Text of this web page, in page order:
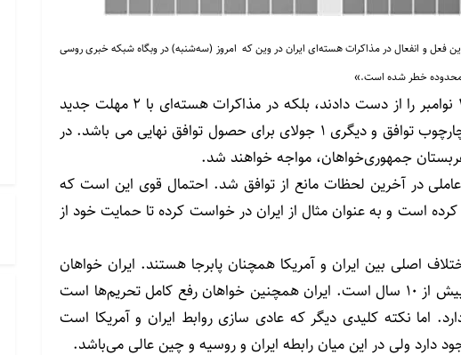
فعل و انفعال در مذاکرات هسته‌ای ایران در وین که امروز (سه‌شنبه) در وبگاه شبکه خبری روسی
محدوده خطر شده است.»
بر اساس این گزارش، طرف‌های درگیر نه تنها ضرب العجل 24 نوامبر را از دست دادند، بلکه در مذاکرات هسته‌ای با 2 مهلت جدید
مواجه شده‌اند. یکی تاریخ 1 مارس به عنوان زمان رسیدن به چارچوب توافق و دیگری 1 جولای برای حصول توافق نهایی می باشد. در
در آخرین لحظات مانع از توافق شد. احتمال قوی این است که
کرده است و به عنوان مثال از ایران در خواست کرده تا حمایت خود از
اصلی بین ایران و آمریکا همچنان پابرجا هستند. ایران خواهان
توافقی 5 ساله است اما آمریکا خواهان توافقی با مدت زمان بیش از 10 سال است. ایران همچنین خواهان رفع کامل تحریم‌ها است
اما نکته کلیدی دیگر که عادی سازی روابط ایران و آمریکا است